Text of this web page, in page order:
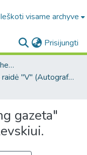
Ieškoti visame archyve
Prisijungti
5.4. Teminiai rinkiniai / Thematic collections
Laiškai: raidė "V" (Autografų kolekcija. F7)
gazeta"